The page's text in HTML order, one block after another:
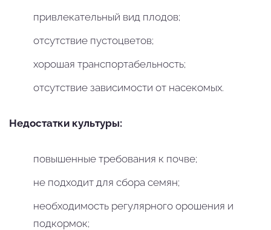
привлекательный вид плодов;
отсутствие пустоцветов;
хорошая транспортабельность;
отсутствие зависимости от насекомых.
Недостатки культуры:
повышенные требования к почве;
не подходит для сбора семян;
необходимость регулярного орошения и
подкормок;